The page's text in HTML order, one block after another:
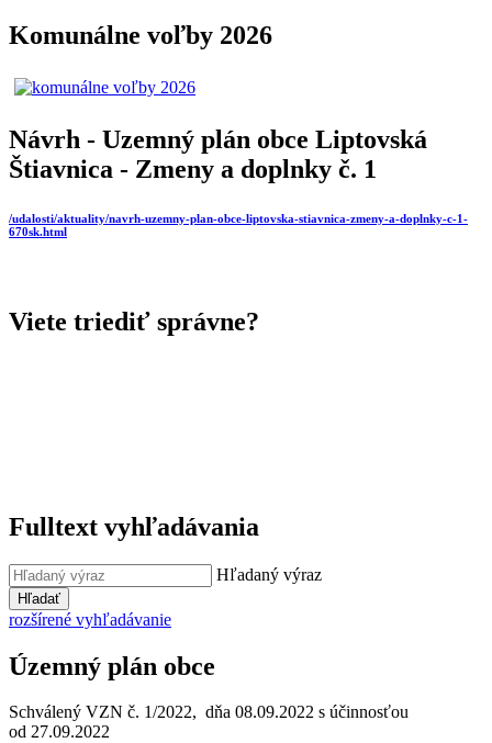
Komunálne voľby 2026
Návrh - Uzemný plán obce Liptovská
Štiavnica - Zmeny a doplnky č. 1
/udalosti/aktuality/navrh-uzemny-plan-obce-liptovska-stiavnica-zmeny-a-doplnky-c-1-
670sk.html
Viete triediť správne?
Fulltext vyhľadávania
Hľadaný výraz
Hľadať
rozšírené vyhľadávanie
Územný plán obce
Schválený VZN č. 1/2022, dňa 08.09.2022 s účinnosťou
od 27.09.2022